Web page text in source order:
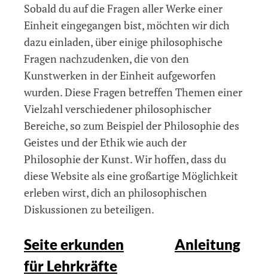
Sobald du auf die Fragen aller Werke einer
Einheit eingegangen bist, möchten wir dich
dazu einladen, über einige philosophische
Fragen nachzudenken, die von den
Kunstwerken in der Einheit aufgeworfen
wurden. Diese Fragen betreffen Themen einer
Vielzahl verschiedener philosophischer
Bereiche, so zum Beispiel der Philosophie des
Geistes und der Ethik wie auch der
Philosophie der Kunst. Wir hoffen, dass du
diese Website als eine großartige Möglichkeit
erleben wirst, dich an philosophischen
Diskussionen zu beteiligen.
Seite erkunden
Anleitung
für Lehrkräfte